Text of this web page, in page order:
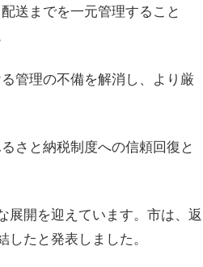
送までを一元管理すること
管理の不備を解消し、より厳
さと納税制度への信頼回復と
展開を迎えています。市は、返
たと発表しました。